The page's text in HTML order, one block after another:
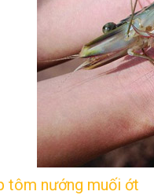
tôm nướng muối ớt